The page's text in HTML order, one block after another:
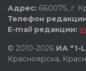
Адрес: 660075, г.
Телефон
E-mail редакции:
© 2010-2026 ИА "1-
Красноярска,